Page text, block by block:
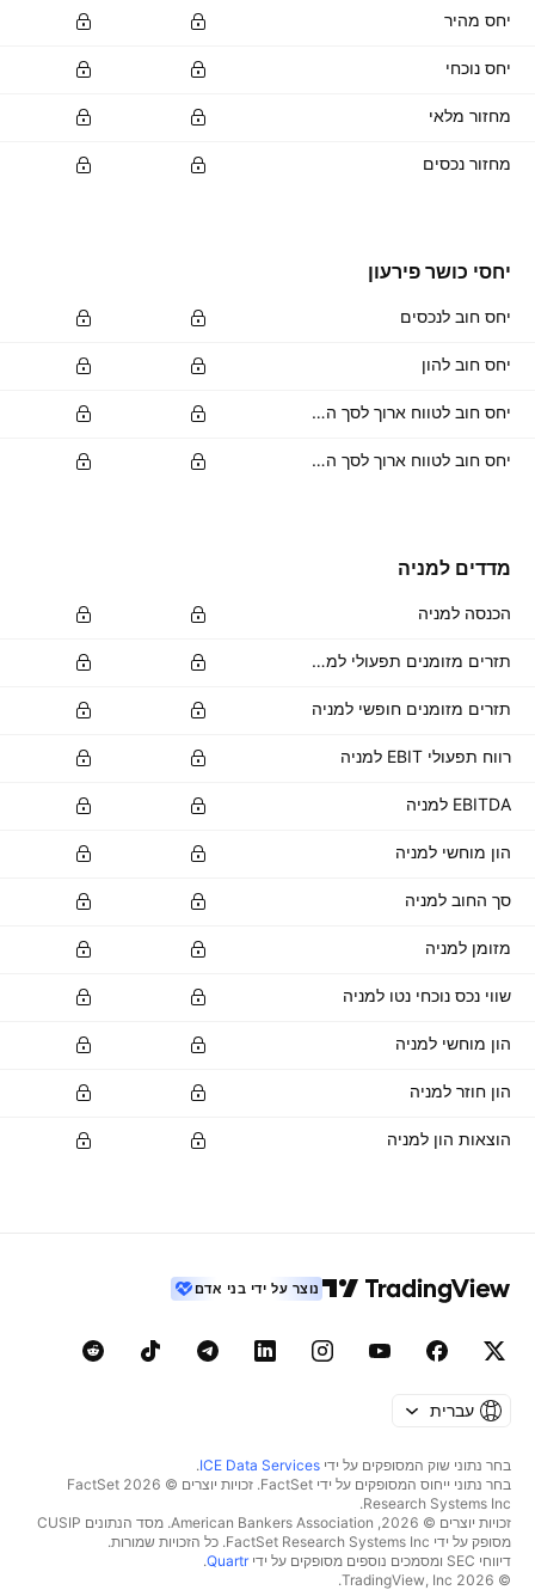
יחס מהיר
יחס נוכחי
מחזור מלאי
מחזור נכסים
יחסי כושר פירעון
יחס חוב לנכסים
יחס חוב להון
יחס חוב לטווח ארוך לסך הנכסים
יחס חוב לטווח ארוך לסך ההון העצמי
מדדים למניה
הכנסה למניה
תזרים מזומנים תפעולי למניה
תזרים מזומנים חופשי למניה
רווח תפעולי EBIT למניה
EBITDA למניה
הון מוחשי למניה
סך החוב למניה
מזומן למניה
שווי נכס נוכחי נטו למניה
הון מוחשי למניה
הון חוזר למניה
הוצאות הון למניה
נוצר על ידי בני אדם
עברית
בחר נתוני שוק המסופקים על ידי ICE Data Services
.
בחר נתוני ייחוס המסופקים על ידי FactSet. זכויות יוצרים © 2026 ‏FactSet
Research Systems Inc.‏
זכויות יוצרים © 2026, ‏American Bankers Association. מסד הנתונים CUSIP
מסופק על ידי FactSet Research Systems Inc. כל הזכויות שמורות.
דיווחי SEC ומסמכים נוספים מסופקים על ידי
Quartr
.
© 2026 ‏TradingView, Inc.‏